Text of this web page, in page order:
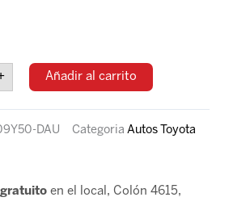
Añadir al carrito
DAU Categoria Autos Toyota
en el local, Colón 4615,